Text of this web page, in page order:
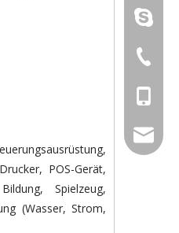
POS-Gerät,
Spielzeug,
(Wasser, Strom,
Joe:
Song:
Joe:
Kathy:
+ 86-
Kathy: